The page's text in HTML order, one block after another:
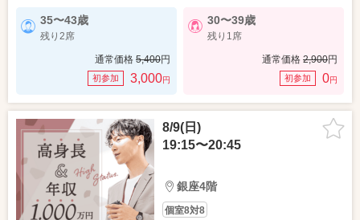
35〜43歳
残り2席
通常価格 5,400円
初参加 3,000円
30〜39歳
残り1席
通常価格 2,900円
初参加 0円
8/9(日)
19:15〜20:45
銀座4階
個室8対8